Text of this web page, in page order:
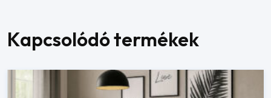
Kapcsolódó termékek